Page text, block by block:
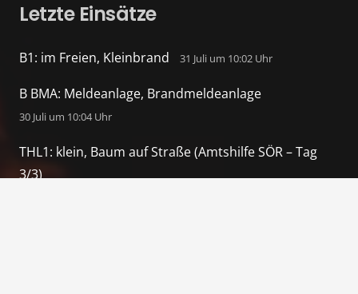
Letzte Einsätze
B1: im Freien, Kleinbrand 31 Juli um 10:02 Uhr
B BMA: Meldeanlage, Brandmeldeanlage
30 Juli um 10:04 Uhr
THL1: klein, Baum auf Straße (Amtshilfe SÖR – Tag
3/3)